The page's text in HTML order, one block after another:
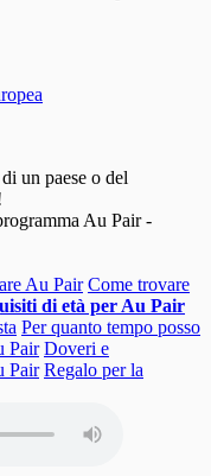
un paese o del
Au Pair -
Au Pair Come trovare
di età per Au Pair
Per quanto tempo posso
Pair Doveri e
Pair Regalo per la